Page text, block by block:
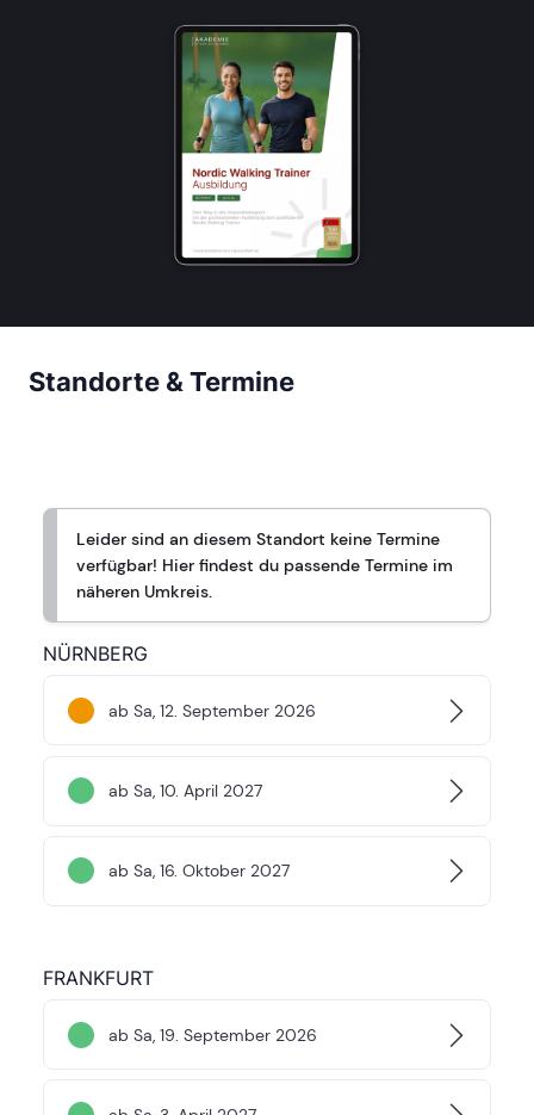
Standorte & Termine
Leider sind an diesem Standort keine Termine
verfügbar! Hier findest du passende Termine im
näheren Umkreis.
NÜRNBERG
ab Sa, 12. September 2026
ab Sa, 10. April 2027
ab Sa, 16. Oktober 2027
FRANKFURT
ab Sa, 19. September 2026